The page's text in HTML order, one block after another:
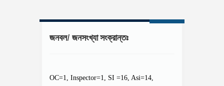
জনবল/ জনসংখ্যা সংক্রান্তঃ
OC=1, Inspector=1, SI =16, Asi=14,